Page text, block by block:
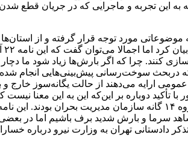
به این تجربه و ماجرایی که در جریان قطع
چه موضوعاتی مورد توجه قرار گرفته و از
کنند. چرا که اگر بارش‌ها زیاد شود ما
دربحث سوخت‌رسانی پیش‌بینی‌هایی انجام
عمومی ارایه می‌دهند از حالت یگانه‌سوز خارج
تأکید دوباره بر این‌که این به این معنا
استان‌ها و سازمان‌های عضو کارگروه ١۴ گانه
سرما و بارش شدید برف باشیم اما در بعضی
دادستانی تهران به وزارت نیرو درباره